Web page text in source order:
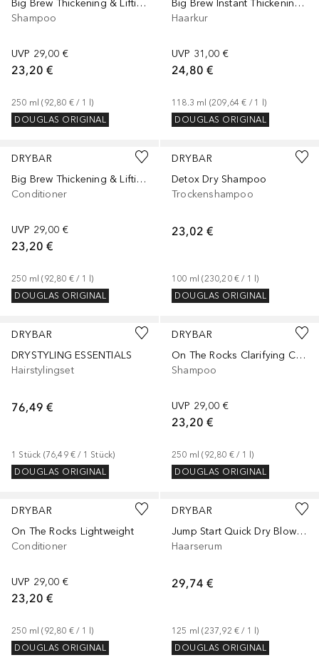
Big Brew Thickening & Lifting Shampoo
Shampoo
UVP 29,00 €
23,20 €
250 ml (92,80 € / 1 l)
DOUGLAS ORIGINAL
Big Brew Instant Thickening Styling Treatment
Haarkur
UVP 31,00 €
24,80 €
118.3 ml (209,64 € / 1 l)
DOUGLAS ORIGINAL
DRYBAR
Big Brew Thickening & Lifting
Conditioner
UVP 29,00 €
23,20 €
250 ml (92,80 € / 1 l)
DOUGLAS ORIGINAL
DRYBAR
Detox Dry Shampoo
Trockenshampoo
23,02 €
100 ml (230,20 € / 1 l)
DOUGLAS ORIGINAL
DRYBAR
DRYSTYLING ESSENTIALS
Hairstylingset
76,49 €
1 Stück (76,49 € / 1 Stück)
DOUGLAS ORIGINAL
DRYBAR
On The Rocks Clarifying Charcoal
Shampoo
UVP 29,00 €
23,20 €
250 ml (92,80 € / 1 l)
DOUGLAS ORIGINAL
DRYBAR
On The Rocks Lightweight
Conditioner
UVP 29,00 €
23,20 €
250 ml (92,80 € / 1 l)
DOUGLAS ORIGINAL
DRYBAR
Jump Start Quick Dry Blowout Serum
Haarserum
29,74 €
125 ml (237,92 € / 1 l)
DOUGLAS ORIGINAL